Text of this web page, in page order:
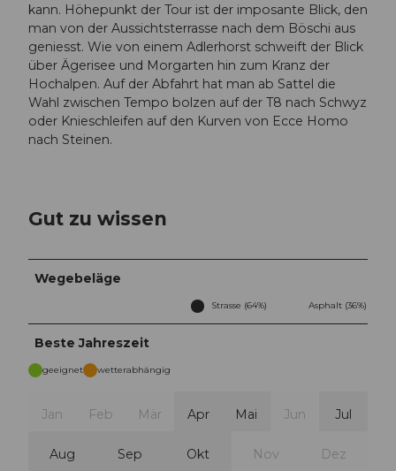
kann. Höhepunkt der Tour ist der imposante Blick, den
man von der Aussichtsterrasse nach dem Böschi aus
geniesst. Wie von einem Adlerhorst schweift der Blick
über Ägerisee und Morgarten hin zum Kranz der
Hochalpen. Auf der Abfahrt hat man ab Sattel die
Wahl zwischen Tempo bolzen auf der T8 nach Schwyz
oder Knieschleifen auf den Kurven von Ecce Homo
nach Steinen.
Gut zu wissen
Wegebeläge
Strasse (64%) Asphalt (36%)
Beste Jahreszeit
geeignet wetterabhängig
Jan Feb Mär Apr Mai Jun Jul
Aug Sep Okt Nov Dez